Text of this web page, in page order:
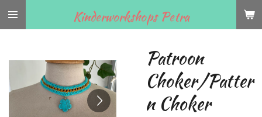
Ga
hoofdinhoud
Kinderworkshops Petra
Patroon
Choker/Patter
n Choker